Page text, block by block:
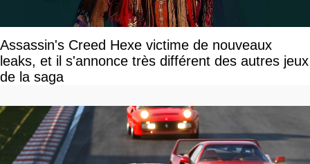
Assassin's Creed Hexe victime de nouveaux
leaks, et il s'annonce très différent des autres jeux
de la saga